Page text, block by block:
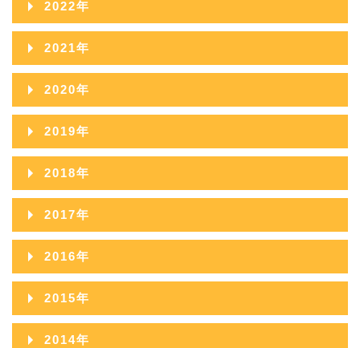
2026年04月
2026年03月
2026年02月
2026年01月
2025年09月
2025年08月
2025年07月
2025年06月
2025年05月
2025年04月
2025年03月
2025年02月
2025年01月
2024年10月
2024年09月
2024年08月
2024年07月
2024年06月
2024年05月
2024年04月
2024年03月
2024年02月
2024年01月
2023年11月
2023年10月
2023年09月
2023年08月
2023年07月
2023年06月
2023年05月
2023年04月
2023年03月
2023年02月
2022年
2022年12月
2022年11月
2022年10月
2022年09月
2022年08月
2022年07月
2022年06月
2022年05月
2022年04月
2022年03月
2021年
2021年12月
2021年11月
2021年10月
2021年09月
2021年08月
2021年07月
2021年06月
2021年05月
2020年
2020年12月
2020年11月
2020年10月
2020年09月
2020年08月
2020年07月
2020年06月
2019年
2019年12月
2019年11月
2019年10月
2019年09月
2019年08月
2019年07月
2018年
2018年12月
2018年11月
2018年10月
2018年09月
2018年08月
2017年
2017年12月
2017年11月
2017年10月
2016年
2016年12月
2016年11月
2015年
2015年12月
2014年